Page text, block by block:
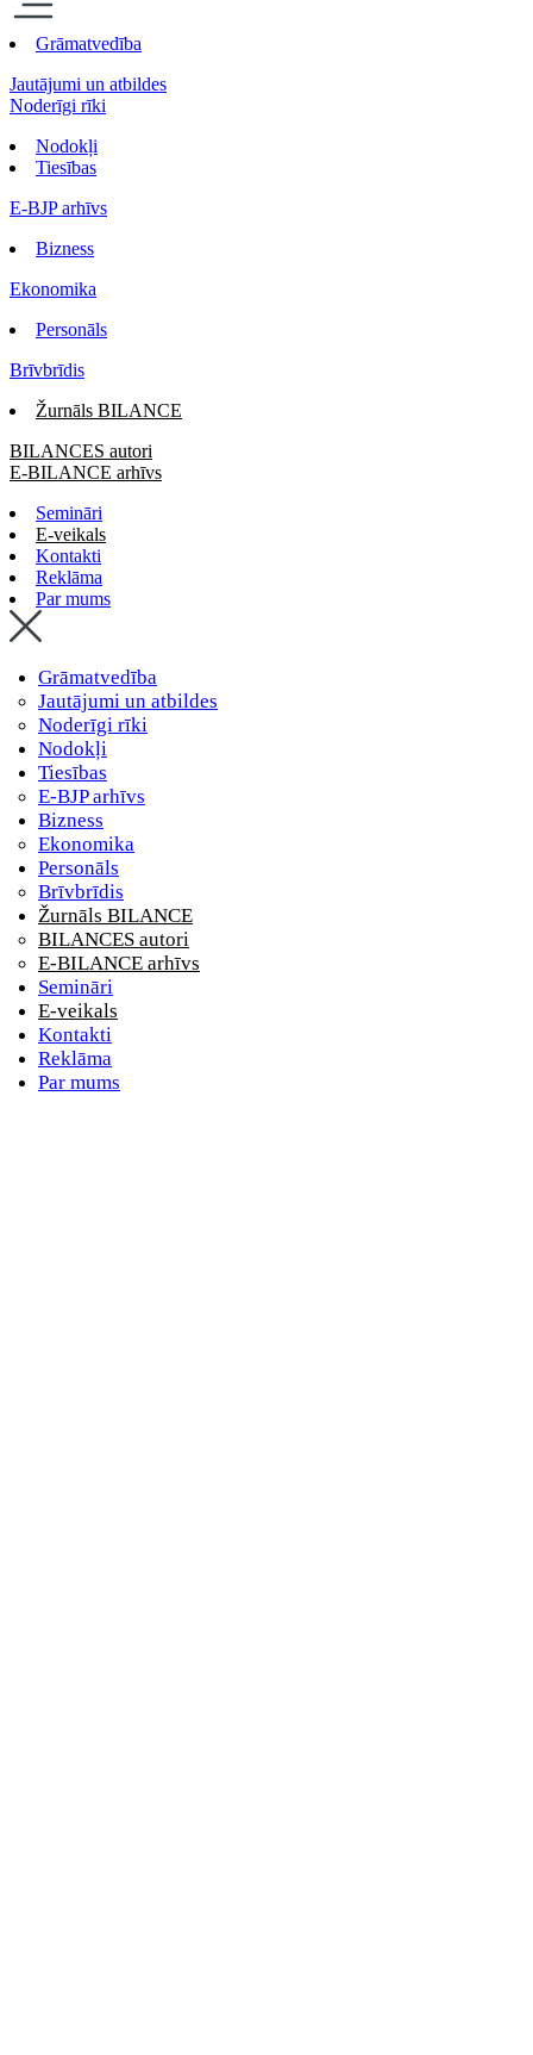
Grāmatvedība
Jautājumi un atbildes
Noderīgi rīki
Nodokļi
Tiesības
E-BJP arhīvs
Bizness
Ekonomika
Personāls
Brīvbrīdis
Žurnāls BILANCE
BILANCES autori
E-BILANCE arhīvs
Semināri
E-veikals
Kontakti
Reklāma
Par mums
Grāmatvedība
Jautājumi un atbildes
Noderīgi rīki
Nodokļi
Tiesības
E-BJP arhīvs
Bizness
Ekonomika
Personāls
Brīvbrīdis
Žurnāls BILANCE
BILANCES autori
E-BILANCE arhīvs
Semināri
E-veikals
Kontakti
Reklāma
Par mums